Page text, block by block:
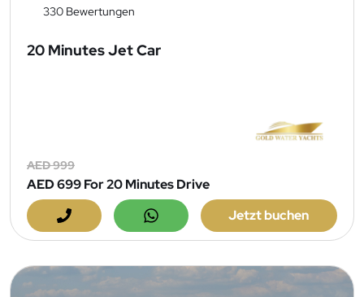
330 Bewertungen
20 Minutes Jet Car
AED 999
AED 699For 20 Minutes Drive
Jetzt buchen